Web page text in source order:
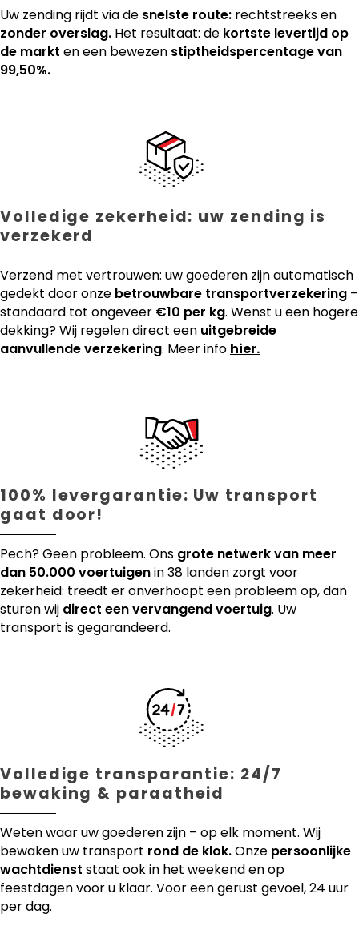
Uw zending rijdt via de snelste route: rechtstreeks en
zonder overslag. Het resultaat: de kortste levertijd op
de markt en een bewezen stiptheidspercentage van
99,50%.
Volledige zekerheid: uw zending is
verzekerd
Verzend met vertrouwen: uw goederen zijn automatisch
gedekt door onze betrouwbare transportverzekering –
standaard tot ongeveer €10 per kg. Wenst u een hogere
dekking? Wij regelen direct een uitgebreide
aanvullende verzekering. Meer info hier.
100% levergarantie: Uw transport
gaat door!
Pech? Geen probleem. Ons grote netwerk van meer
dan 50.000 voertuigenin 38 landen zorgt voor
zekerheid: treedt er onverhoopt een probleem op, dan
sturen wij direct een vervangend voertuig. Uw
transport is gegarandeerd.
Volledige transparantie: 24/7
bewaking & paraatheid
Weten waar uw goederen zijn – op elk moment. Wij
bewaken uw transport rond de klok.Onze persoonlijke
wachtdienst staat ook in het weekend en op
feestdagen voor u klaar. Voor een gerust gevoel, 24 uur
per dag.